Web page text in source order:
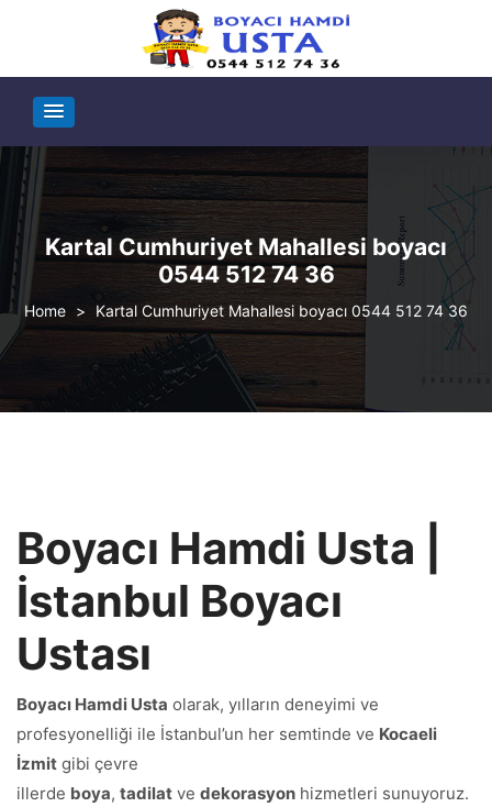
Kartal Cumhuriyet Mahallesi boyacı
0544 512 74 36
> Kartal Cumhuriyet Mahallesi boyacı 0544 512 74 36
Boyacı Hamdi Usta |
İstanbul Boyacı
Ustası
Boyacı Hamdi Usta olarak, yılların deneyimi ve
profesyonelliği ile İstanbul’un her semtinde ve Kocaeli
İzmit gibi çevre
illerde boya, tadilat ve dekorasyon hizmetleri sunuyoruz.